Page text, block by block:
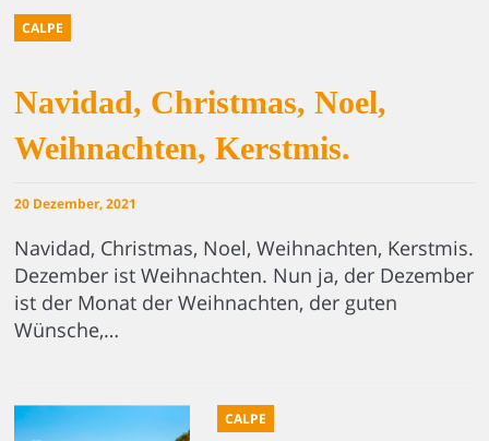
CALPE
Navidad, Christmas, Noel,
Weihnachten, Kerstmis.
20 Dezember, 2021
Navidad, Christmas, Noel, Weihnachten, Kerstmis.
Dezember ist Weihnachten. Nun ja, der Dezember
ist der Monat der Weihnachten, der guten
Wünsche,…
CALPE